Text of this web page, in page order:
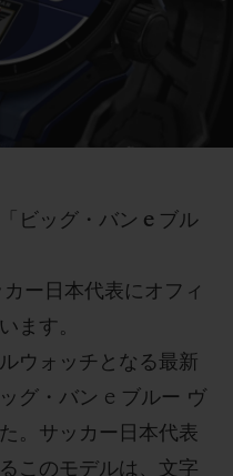
ビッグ・バン e ブル
ー日本代表にオフィ
ます。
ウォッチとなる最新
グ・バン e ブルー ヴ
。サッカー 日本代表
このモデルは、文字
CONTACT US